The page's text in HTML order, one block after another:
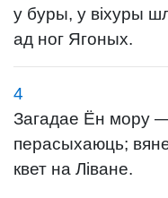
у буры, у віхуры
ад ног Ягоных.
4
Загадае Ён мору —
перасыхаюць;
квет на Ліване.